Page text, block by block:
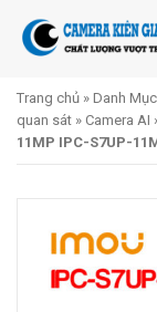
Trang chủ » Danh Mục
quan sát » Camera AI
11MP IPC-S7UP-